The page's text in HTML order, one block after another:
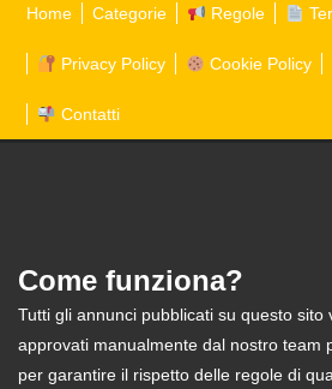
Home Categorie Regole
Privacy Policy Cookie Policy
Contatti
Come funziona?
Tutti gli annunci pubblicati su questo sito
approvati manualmente dal nostro team
per garantire il rispetto delle regole di